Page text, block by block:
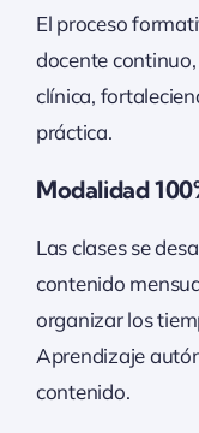
El proceso
docente
clínica,
práctica.
Modalidad
Las clases se
contenido
organizar los
Aprendizaje
contenido.